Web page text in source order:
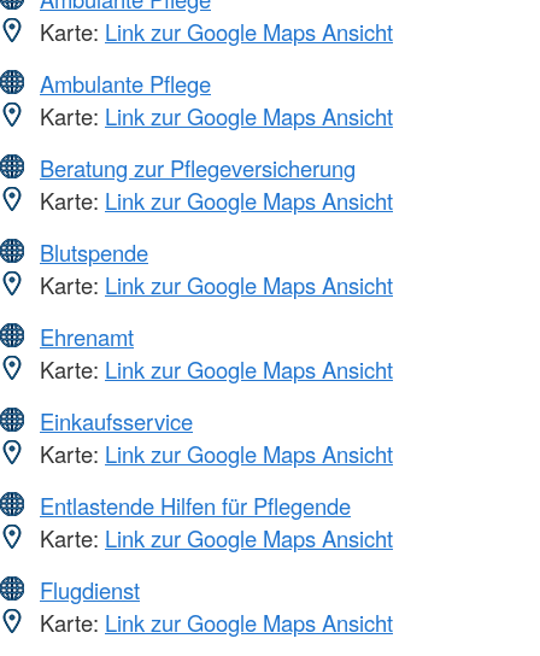
Karte: Link zur Google Maps Ansicht
Ambulante Pflege
Karte: Link zur Google Maps Ansicht
Beratung zur Pflegeversicherung
Karte: Link zur Google Maps Ansicht
Blutspende
Karte: Link zur Google Maps Ansicht
Ehrenamt
Karte: Link zur Google Maps Ansicht
Einkaufsservice
Karte: Link zur Google Maps Ansicht
Entlastende Hilfen für Pflegende
Karte: Link zur Google Maps Ansicht
Flugdienst
Karte: Link zur Google Maps Ansicht